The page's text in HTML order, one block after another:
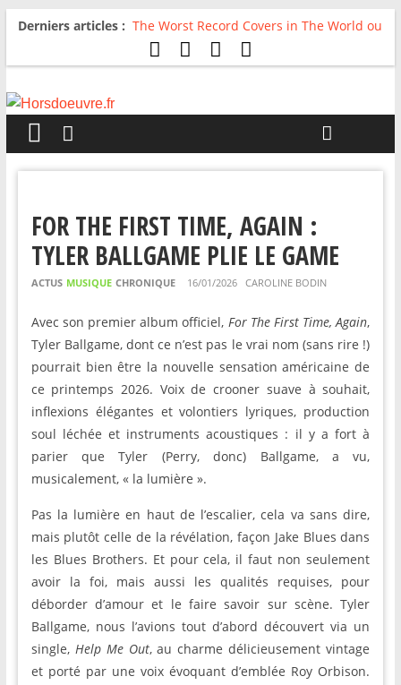
Derniers articles : The Worst Record Covers in The World ou
Comment rire du pire
Avril 2026 : C’est dans les vieux pots
For The First Time, Again : Tyler Ballgame
FOR THE FIRST TIME, AGAIN :
TYLER BALLGAME PLIE LE GAME
ACTUS MUSIQUE CHRONIQUE 16/01/2026 CAROLINE BODIN
Avec son premier album officiel, For The First Time, Again,
Tyler Ballgame, dont ce n’est pas le vrai nom (sans rire !)
pourrait bien être la nouvelle sensation américaine de
ce printemps 2026. Voix de crooner suave à souhait,
inflexions élégantes et volontiers lyriques, production
soul léchée et instruments acoustiques : il y a fort à
parier que Tyler (Perry, donc) Ballgame, a vu,
musicalement, « la lumière ».
Pas la lumière en haut de l’escalier, cela va sans dire,
mais plutôt celle de la révélation, façon Jake Blues dans
les Blues Brothers. Et pour cela, il faut non seulement
avoir la foi, mais aussi les qualités requises, pour
déborder d’amour et le faire savoir sur scène. Tyler
Ballgame, nous l’avions tout d’abord découvert via un
single, Help Me Out, au charme délicieusement vintage
et porté par une voix évoquant d’emblée Roy Orbison.